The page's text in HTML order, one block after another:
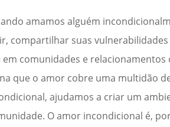
amamos alguém
compartilhar suas
comunidades e relacionamentos
que o amor cobre uma multidão
ajudamos a criar um
O amor incondicional é,